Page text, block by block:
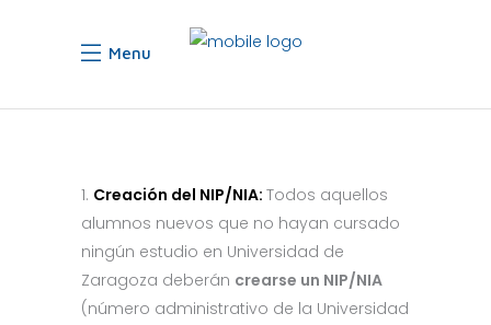
Menu
Creación del NIP/NIA: Todos aquellos
alumnos nuevos que no hayan cursado
ningún estudio en Universidad de
Zaragoza deberán crearse un NIP/NIA
(número administrativo de la Universidad